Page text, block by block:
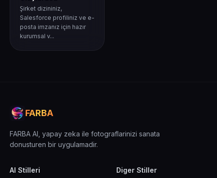
Şirket dizininiz,
Salesforce profiliniz ve e-
posta imzanız için hazır
kurumsal v...
FARBA
FARBA AI, yapay zeka ile fotograflarinizi sanata
donusturen bir uygulamadir.
AI Stilleri Diger Stiller